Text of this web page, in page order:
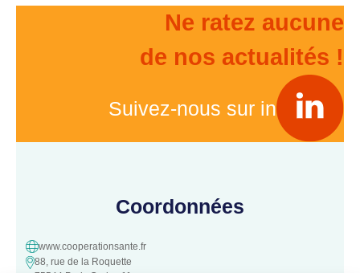
Ne ratez aucune
de nos actualités !
Suivez-nous sur in
Coordonnées
www.cooperationsante.fr
88, rue de la Roquette